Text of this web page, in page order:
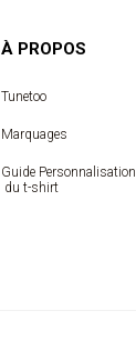
À PROPOS
Tunetoo
Marquages
Guide Personnalisation
du t-shirt